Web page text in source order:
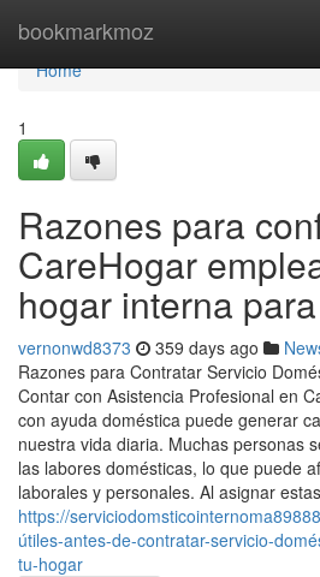
bookmarkmoz
Home
Home
1
Razones para
CareHogar
hogar interna
vernonwd8373 359 days ago
Razones para Contratar Servicio
Contar con Asistencia Profesional en
con ayuda doméstica puede generar
nuestra vida diaria. Muchas personas
las labores domésticas, lo que puede
laborales y personales. Al asignar estas
https://
útiles-antes-de-contratar-servicio-
tu-hogar